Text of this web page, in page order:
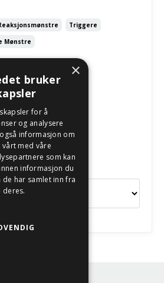
Triggere
Mønstre
×
bruker
for å
og analysere
informasjon om
med våre
som kan
informasjon du
har samlet inn fra
deres.